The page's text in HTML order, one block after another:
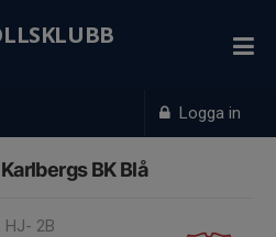
Logga in
BK Blå
HJ- 2B